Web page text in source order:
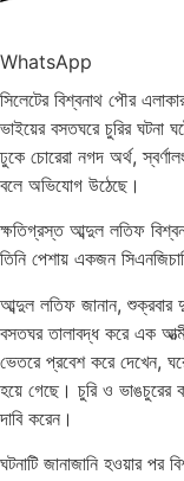
WhatsApp
সিলেটের বিশ্বনাথ পৌর
ভাইয়ের বসতঘরে চুরির ঘটনা
ঢুকে চোরেরা নগদ অর্থ,
বলে অভিযোগ উঠেছে।
​ক্ষতিগ্রস্ত আব্দুল লতিফ
তিনি পেশায় একজন
​আব্দুল লতিফ জানান, শুক্রবার
বসতঘর তালাবদ্ধ করে এক
ভেতরে প্রবেশ করে দেখেন,
হয়ে গেছে। চুরি ও ভাঙচুরের
দাবি করেন।
​ঘটনাটি জানাজানি হওয়ার পর